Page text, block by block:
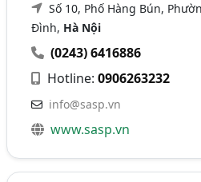
Số 10, Phố Hàng Bún,
Đình, Hà Nội
(0243) 6416886
Hotline:0906263232
info@sasp.vn
www.sasp.vn